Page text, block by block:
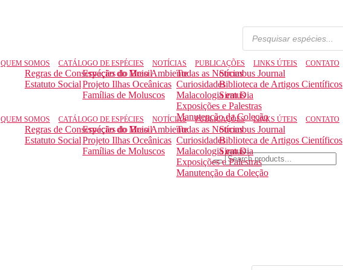
QUEM SOMOS
Regras de Conservação do Meio Ambiente
Estatuto Social
CATÁLOGO DE ESPÉCIES
Espécies do Brasil
Projeto Ilhas Oceânicas
Famílias de Moluscos
NOTÍCIAS
Todas as Notícias
Curiosidades
Malacologia em Dia
Exposições e Palestras
Manutenção da Coleção
PUBLICAÇÕES
Strombus Journal
Biblioteca de Artigos Científicos
Siratus
LINKS ÚTEIS CONTATO
QUEM SOMOS
Regras de Conservação do Meio Ambiente
Estatuto Social
CATÁLOGO DE ESPÉCIES
Espécies do Brasil
Projeto Ilhas Oceânicas
Famílias de Moluscos
NOTÍCIAS
Todas as Notícias
Curiosidades
Malacologia em Dia
Exposições e Palestras
Manutenção da Coleção
PUBLICAÇÕES
Strombus Journal
Biblioteca de Artigos Científicos
Siratus
LINKS ÚTEIS CONTATO